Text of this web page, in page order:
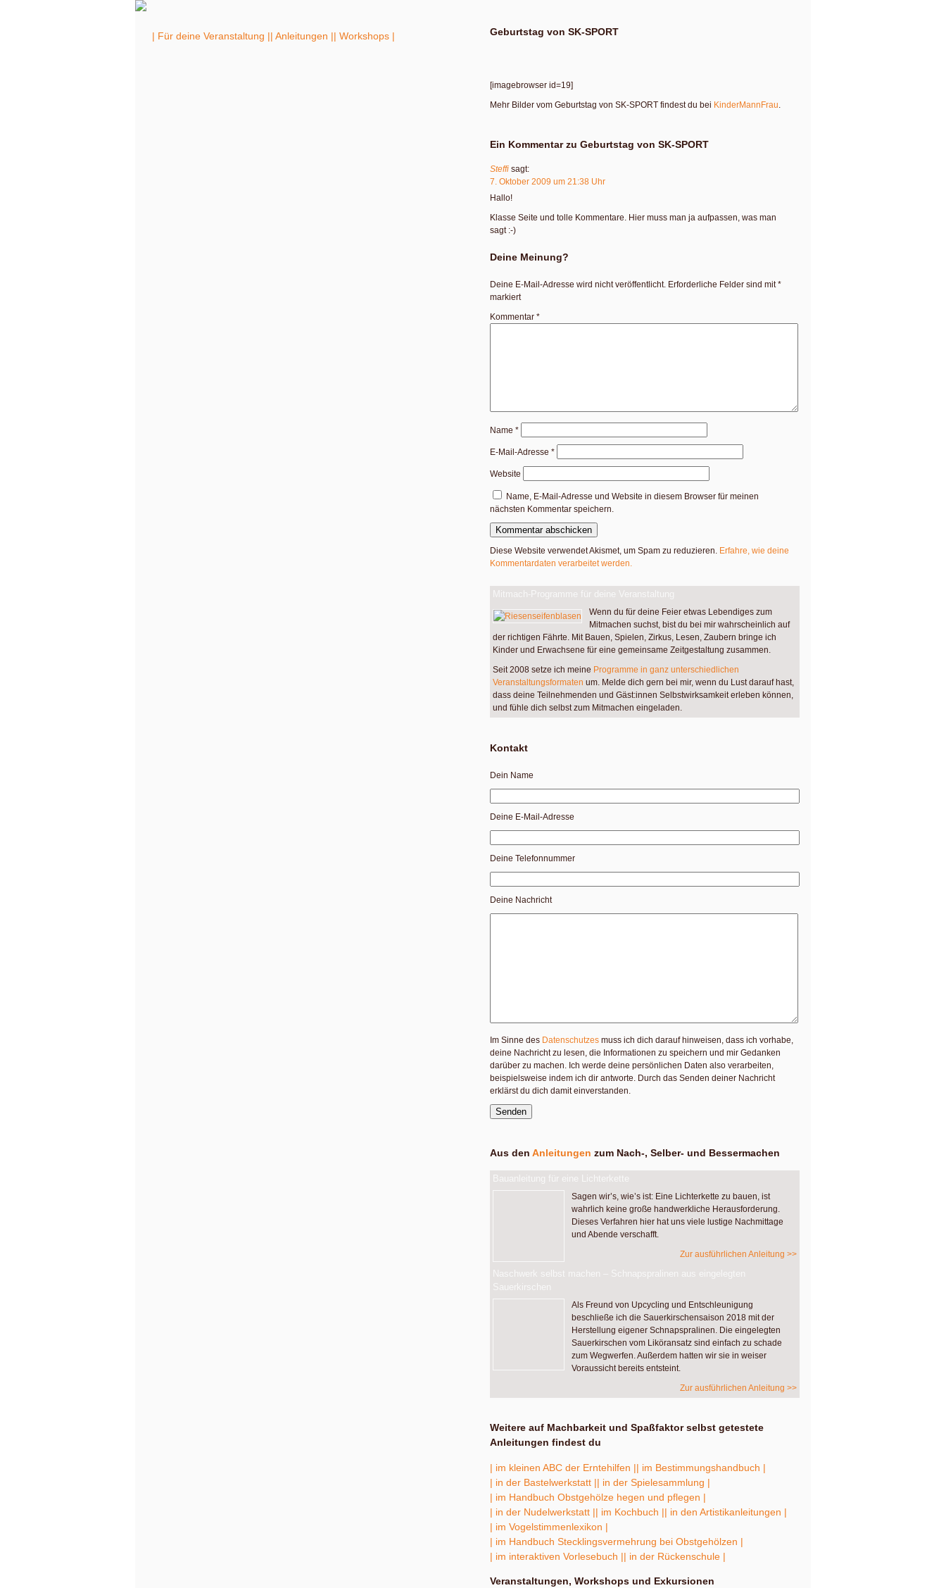
| Für deine Veranstaltung || Anleitungen || Workshops | Geburtstag von SK-SPORT
[imagebrowser id=19]
Mehr Bilder vom Geburtstag von SK-SPORT findest du bei KinderMannFrau
Ein Kommentar zu Geburtstag von SK-SPORT
Steffi sagt:
7. Oktober 2009 um 21:38 Uhr
Hallo!
Klasse Seite und tolle Kommentare. Hier muss man ja aufpassen, was man
sagt :-)
Deine Meinung?
Deine E-Mail-Adresse wird nicht veröffentlicht. Erforderliche Felder sind mit*
markiert
Kommentar *
Name *
E-Mail-Adresse *
Website
Name, E-Mail-Adresse und Website in diesem Browser für meinen
nächsten Kommentar speichern.
Diese Website verwendet Akismet, um Spam zu reduzieren. Erfahre, wie deine
Kommentardaten verarbeitet werden.
Mitmach-Programme für deine Veranstaltung
Wenn du für deine Feier etwas Lebendiges zum
Mitmachen suchst, bist du bei mir wahrscheinlich auf
der richtigen Fährte. Mit Bauen, Spielen, Zirkus, Lesen, Zaubern bringe ich
Kinder und Erwachsene für eine gemeinsame Zeitgestaltung zusammen.
Seit 2008 setze ich meine Programme in ganz unterschiedlichen
Veranstaltungsformaten um. Melde dich gern bei mir, wenn du Lust darauf hast,
dass deine Teilnehmenden und Gäst:innen Selbstwirksamkeit erleben können,
und fühle dich selbst zum Mitmachen eingeladen.
Kontakt
Dein Name
Deine E-Mail-Adresse
Deine Telefonnummer
Deine Nachricht
Im Sinne des Datenschutzes muss ich dich darauf hinweisen, dass ich vorhabe,
deine Nachricht zu lesen, die Informationen zu speichern und mir Gedanken
darüber zu machen. Ich werde deine persönlichen Daten also verarbeiten,
beispielsweise indem ich dir antworte. Durch das Senden deiner Nachricht
erklärst du dich damit einverstanden.
Aus den Anleitungen zum Nach-, Selber- und Bessermachen
Bauanleitung für eine Lichterkette
Sagen wir’s, wie’s ist: Eine Lichterkette zu bauen, ist
wahrlich keine große handwerkliche Herausforderung.
Dieses Verfahren hier hat uns viele lustige Nachmittage
und Abende verschafft.
Zur ausführlichen Anleitung >>
Naschwerk selbst machen – Schnapspralinen aus eingelegten
Sauerkirschen
Als Freund von Upcycling und Entschleunigung
beschließe ich die Sauerkirschensaison 2018 mit der
Herstellung eigener Schnapspralinen. Die eingelegten
Sauerkirschen vom Liköransatz sind einfach zu schade
zum Wegwerfen. Außerdem hatten wir sie in weiser
Voraussicht bereits entsteint.
Zur ausführlichen Anleitung >>
Weitere auf Machbarkeit und Spaßfaktor selbst getestete
Anleitungen findest du
| im kleinen ABC der Erntehilfen || im Bestimmungshandbuch |
| in der Bastelwerkstatt || in der Spielesammlung |
| im Handbuch Obstgehölze hegen und pflegen |
| in der Nudelwerkstatt || im Kochbuch || in den Artistikanleitungen |
| im Vogelstimmenlexikon |
| im Handbuch Stecklingsvermehrung bei Obstgehölzen |
| im interaktiven Vorlesebuch || in der Rückenschule |
Veranstaltungen, Workshops und Exkursionen